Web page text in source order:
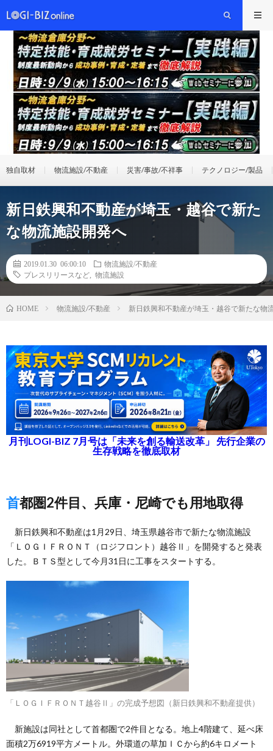
独自取材 物流施設/不動産 災害/事故/不祥事 テクノロジー/製品
新日鉄興和不動産が埼玉・越谷で新た
な物流施設開発へ
2019.01.30 06:00:10
物流施設/不動産
プレスリリースなど
物流施設
HOME 物流施設/不動産 新日鉄興和不動産が埼玉・越谷で新たな物
月刊LOGI-BIZ 7月号は「未来を創る輸送改革」 先行企業の
生存戦略を徹底取材
首都圏2件目、兵庫・尼崎でも用地取得
新日鉄興和不動産は1月29日、埼玉県越谷市で新たな物流施設
「ＬＯＧＩＦＲＯＮＴ（ロジフロント）越谷Ⅱ」を開発すると発表
した。ＢＴＳ型として今月31日に工事をスタートする。
「ＬＯＧＩＦＲＯＮＴ越谷Ⅱ」の完成予想図（新日鉄興和不動産提供）
新施設は同社として首都圏で2件目となる。地上4階建て、延べ床
面積2万6919平方メートル。外環道の草加ＩＣから約6キロメート